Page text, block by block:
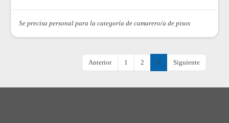
Se precisa personal para la categoría de camarero/a de pisos
Anterior 1 2 3 Siguiente